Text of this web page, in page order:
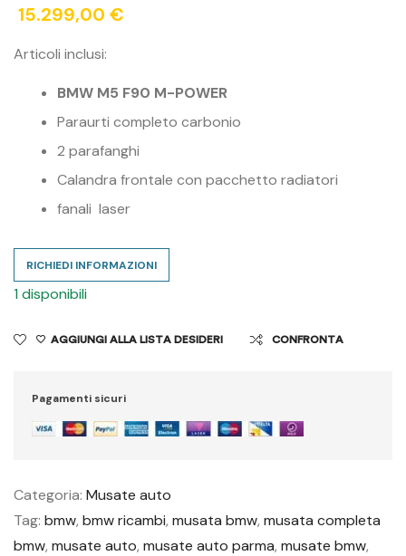
15.299,00 €
Articoli inclusi:
BMW M5 F90 M-POWER
Paraurti completo carbonio
2 parafanghi
Calandra frontale con pacchetto radiatori
fanali laser
RICHIEDI INFORMAZIONI
1 disponibili
AGGIUNGI ALLA LISTA DESIDERI CONFRONTA
Pagamenti sicuri
Categoria: Musate auto
Tag: bmw, bmw ricambi, musata bmw, musata completa
bmw, musate auto, musate auto parma, musate bmw,